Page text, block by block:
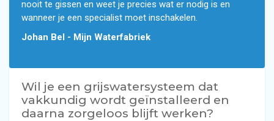
nooit te gissen en weet je precies wat er nodig is en
wanneer je een specialist moet inschakelen.
Johan Bel - Mijn Waterfabriek
Wil je een grijswatersysteem dat
vakkundig wordt geïnstalleerd en
daarna zorgeloos blijft werken?